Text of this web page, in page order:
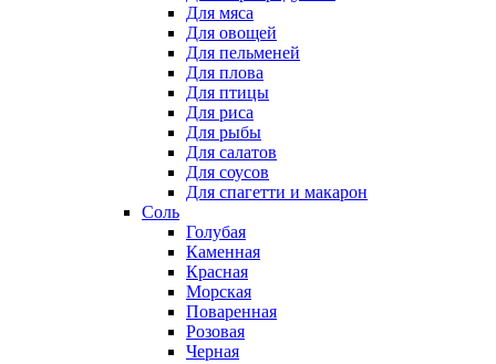
Для мяса
Для овощей
Для пельменей
Для плова
Для птицы
Для риса
Для рыбы
Для салатов
Для соусов
Для спагетти и макарон
Соль
Голубая
Каменная
Красная
Морская
Поваренная
Розовая
Черная